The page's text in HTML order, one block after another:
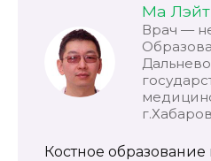
Ма
Врач —
Костное образование